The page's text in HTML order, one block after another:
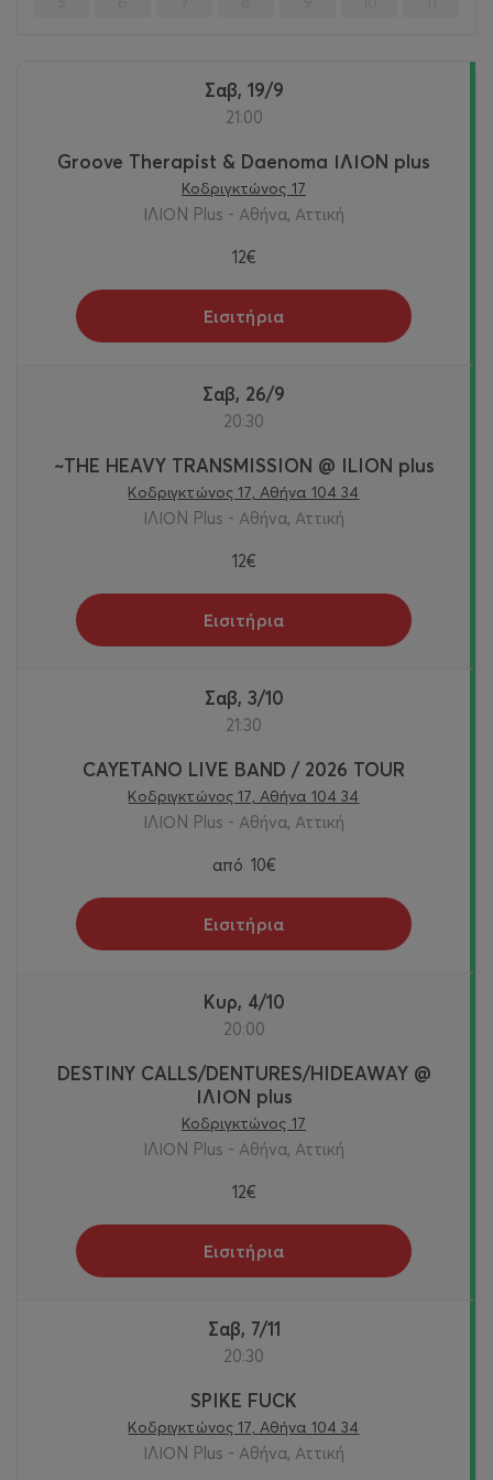
Σαβ, 19/9
21:00
Groove Therapist & Daenoma ΙΛΙΟΝ plus
Κοδριγκτώνος 17
ΙΛΙΟΝ Plus - Αθήνα, Αττική
12€
Εισιτήρια
Σαβ, 26/9
20:30
~THE HEAVY TRANSMISSION @ ILION plus
Κοδριγκτώνος 17, Αθήνα 104 34
ΙΛΙΟΝ Plus - Αθήνα, Αττική
12€
Εισιτήρια
Σαβ, 3/10
21:30
CAYETANO LIVE ΒΑND / 2026 TOUR
Κοδριγκτώνος 17, Αθήνα 104 34
ΙΛΙΟΝ Plus - Αθήνα, Αττική
από 10€
Εισιτήρια
Κυρ, 4/10
20:00
DESTINY CALLS/DENTURES/HIDEAWAY @
ΙΛΙΟΝ plus
Κοδριγκτώνος 17
ΙΛΙΟΝ Plus - Αθήνα, Αττική
12€
Εισιτήρια
Σαβ, 7/11
20:30
SPIKE FUCK
Κοδριγκτώνος 17, Αθήνα 104 34
ΙΛΙΟΝ Plus - Αθήνα, Αττική